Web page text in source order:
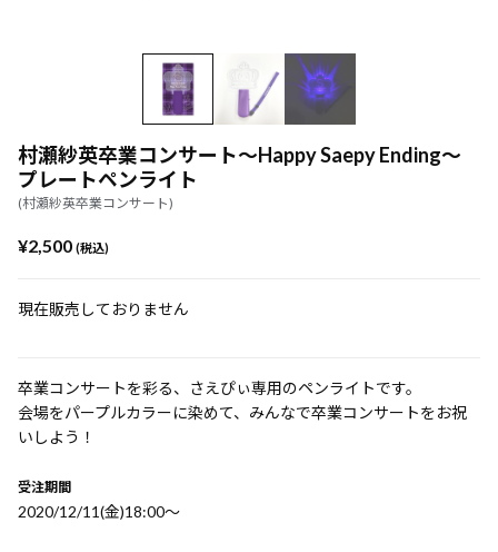
村瀬紗英卒業コンサート～Happy Saepy Ending～
プレートペンライト
(村瀬紗英卒業コンサート)
¥2,500 (税込)
現在販売しておりません
卒業コンサートを彩る、さえぴぃ専用のペンライトです。
会場をパープルカラーに染めて、みんなで卒業コンサートをお祝
いしよう！
受注期間
2020/12/11(金)18:00〜